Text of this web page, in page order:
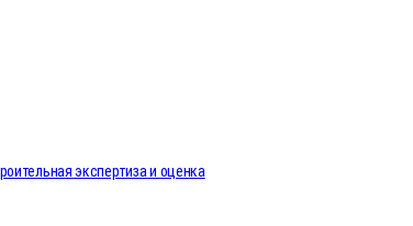
экспертиза и оценка